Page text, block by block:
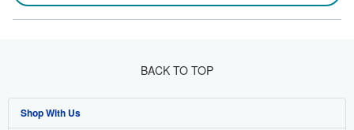
BACK TO TOP
Shop With Us